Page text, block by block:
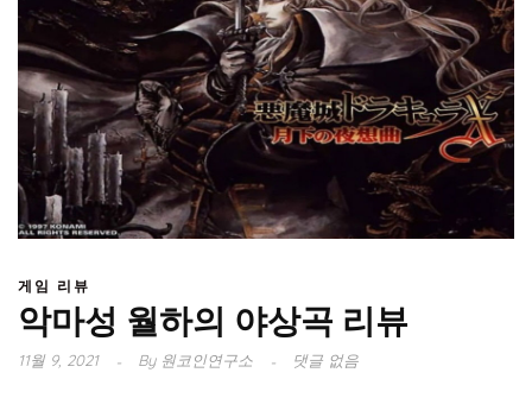
게임 리뷰
악마성 월하의 야상곡 리뷰
11월 9, 2021 By원코인연구소 댓글 없음